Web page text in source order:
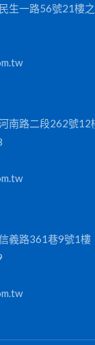
生一路56號21樓
南路二段262號12
義路361巷9號1樓